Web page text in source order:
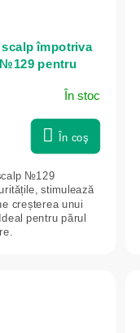
împotriva
pentru
În stoc
În coş
№129
stimulează
creșterea unui
pentru părul